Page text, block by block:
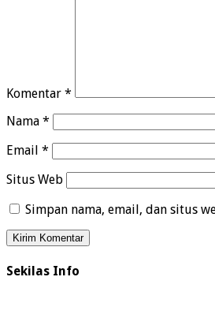
Komentar *
Nama *
Email *
Situs Web
Simpan nama, email, dan situs
Sekilas Info